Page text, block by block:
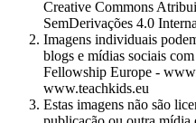
Creative Commons
SemDerivações 4.0
Imagens individuais
blogs e mídias sociais
Fellowship Europe -
www.teachkids.eu
Estas imagens não são